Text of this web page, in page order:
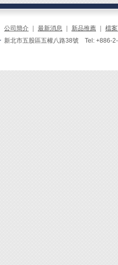
公司簡介 最新消息 新品推薦
檔
新北市五股區五權八路38號 Tel: